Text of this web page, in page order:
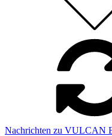
Nachrichten zu VULCAN